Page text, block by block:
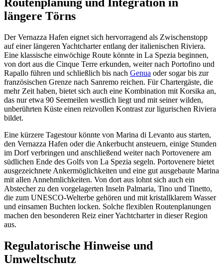
längere Törns
Der Vernazza Hafen eignet sich hervorragend als Zwischenstopp
auf einer längeren Yachtcharter entlang der italienischen Riviera.
Eine klassische einwöchige Route könnte in La Spezia beginnen,
von dort aus die Cinque Terre erkunden, weiter nach Portofino und
Rapallo führen und schließlich bis nach Genua oder sogar bis zur
französischen Grenze nach Sanremo reichen. Für Chartergäste, die
mehr Zeit haben, bietet sich auch eine Kombination mit Korsika an,
das nur etwa 90 Seemeilen westlich liegt und mit seiner wilden,
unberührten Küste einen reizvollen Kontrast zur ligurischen Riviera
bildet.
Eine kürzere Tagestour könnte von Marina di Levanto aus starten,
den Vernazza Hafen oder die Ankerbucht ansteuern, einige Stunden
im Dorf verbringen und anschließend weiter nach Portovenere am
südlichen Ende des Golfs von La Spezia segeln. Portovenere bietet
ausgezeichnete Ankermöglichkeiten und eine gut ausgebaute Marina
mit allen Annehmlichkeiten. Von dort aus lohnt sich auch ein
Abstecher zu den vorgelagerten Inseln Palmaria, Tino und Tinetto,
die zum UNESCO-Welterbe gehören und mit kristallklarem Wasser
und einsamen Buchten locken. Solche flexiblen Routenplanungen
machen den besonderen Reiz einer Yachtcharter in dieser Region
aus.
Regulatorische Hinweise und
Umweltschutz